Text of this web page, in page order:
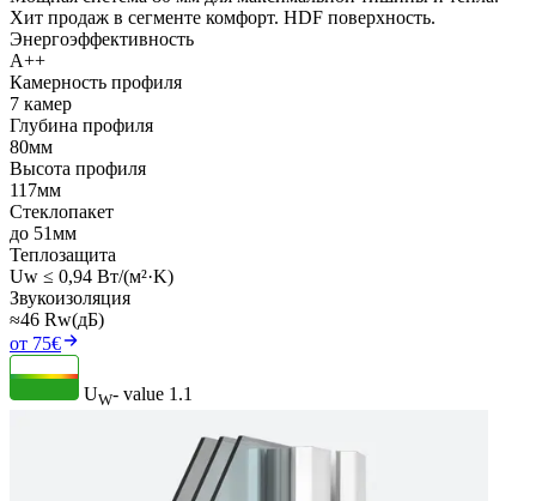
Хит продаж в сегменте комфорт. HDF поверхность.
Энергоэффективность
A++
Камерность профиля
7 камер
Глубина профиля
80мм
Высота профиля
117мм
Стеклопакет
до 51мм
Теплозащита
Uw ≤ 0,94 Вт/(м²·K)
Звукоизоляция
≈46 Rw(дБ)
от 75€
UW- value 1.1